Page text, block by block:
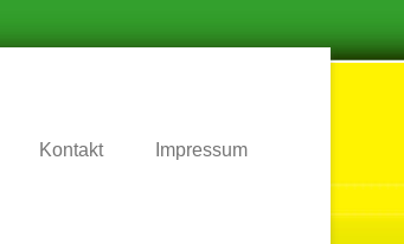
Kontakt Impressum